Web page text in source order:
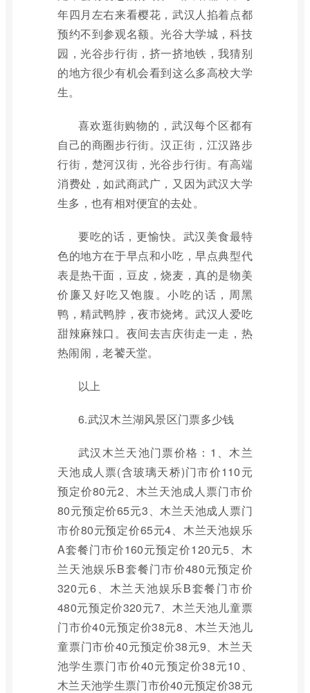
年四月左右来看樱花，武汉人掐着点都
预约不到参观名额。光谷大学城，科技
园，光谷步行街，挤一挤地铁，我猜别
的地方很少有机会看到这么多高校大学
生。
喜欢逛街购物的，武汉每个区都有
自己的商圈步行街。汉正街，江汉路步
行街，楚河汉街，光谷步行街。有高端
消费处，如武商武广，又因为武汉大学
生多，也有相对便宜的去处。
要吃的话，更愉快。武汉美食最特
色的地方在于早点和小吃，早点典型代
表是热干面，豆皮，烧麦，真的是物美
价廉又好吃又饱腹。小吃的话，周黑
鸭，精武鸭脖，夜市烧烤。武汉人爱吃
甜辣麻辣口。夜间去吉庆街走一走，热
热闹闹，老饕天堂。
以上
6.武汉木兰湖风景区门票多少钱
武汉木兰天池门票价格：1、木兰
天池成人票(含玻璃天桥)门市价110元
预定价80元2、木兰天池成人票门市价
80元预定价65元3、木兰天池成人票门
市价80元预定价65元4、木兰天池娱乐
A套餐门市价160元预定价120元5、木
兰天池娱乐B套餐门市价480元预定价
320元6、木兰天池娱乐B套餐门市价
480元预定价320元7、木兰天池儿童票
门市价40元预定价38元8、木兰天池儿
童票门市价40元预定价38元9、木兰天
池学生票门市价40元预定价38元10、
木兰天池学生票门市价40元预定价38元